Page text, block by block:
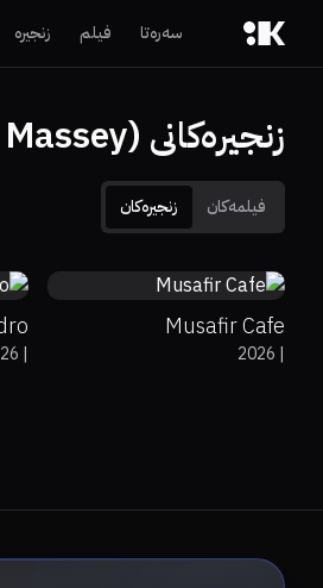
سەرەتا فیلم زنجیرە
زنجیرەکانی (Vikrant Massey)
فیلمەکان زنجیرەکان
Musafir Cafe
|
2026
|